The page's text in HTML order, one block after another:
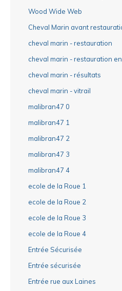
Wood Wide Web
Cheval Marin avant
cheval marin - restauration
cheval marin - restauration
cheval marin - résultats
cheval marin - vitrail
malibran47 0
malibran47 1
malibran47 2
malibran47 3
malibran47 4
ecole de la Roue 1
ecole de la Roue 2
ecole de la Roue 3
ecole de la Roue 4
Entrée Sécurisée
Entrée sécurisée
Entrée rue aux Laines